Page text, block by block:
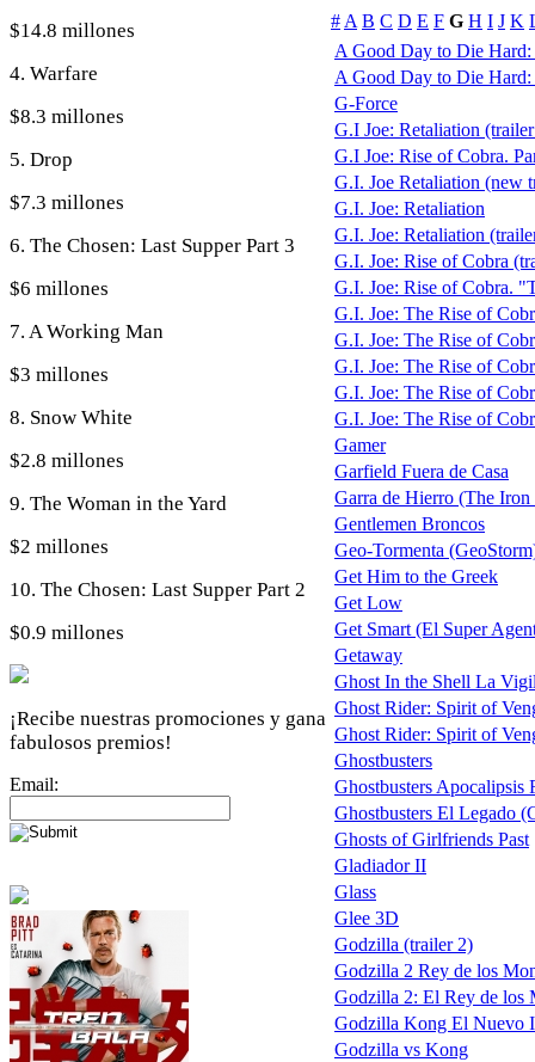
$14.8 millones
4. Warfare
$8.3 millones
5. Drop
$7.3 millones
6. The Chosen: Last Supper Part 3
$6 millones
7. A Working Man
$3 millones
8. Snow White
$2.8 millones
9. The Woman in the Yard
$2 millones
10. The Chosen: Last Supper Part 2
$0.9 millones
¡Recibe nuestras promociones y gana
fabulosos premios!
Email:
# A B C D E F G H I J K
A Good Day to Die
A Good Day to Die
G-Force
G.I Joe: Retaliation
G.I Joe: Rise of Cobra.
G.I. Joe Retaliation (new
G.I. Joe: Retaliation
G.I. Joe: Retaliation
G.I. Joe: Rise of Cobra
G.I. Joe: Rise of Cobra.
G.I. Joe: The Rise of
G.I. Joe: The Rise of
G.I. Joe: The Rise of
G.I. Joe: The Rise of
G.I. Joe: The Rise of
Gamer
Garfield Fuera de Casa
Garra de Hierro (The
Gentlemen Broncos
Geo-Tormenta
Get Him to the Greek
Get Low
Get Smart (El Super
Getaway
Ghost In the Shell La
Ghost Rider: Spirit of
Ghost Rider: Spirit of
Ghostbusters
Ghostbusters Apocalipsis
Ghostbusters El Legado
Ghosts of Girlfriends Past
Gladiador II
Glass
Glee 3D
Godzilla (trailer 2)
Godzilla 2 Rey de los
Godzilla 2: El Rey de los
Godzilla Kong El Nuevo
Godzilla vs Kong